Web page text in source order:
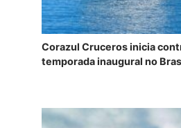
Corazul Cruceros inicia
temporada inaugural no